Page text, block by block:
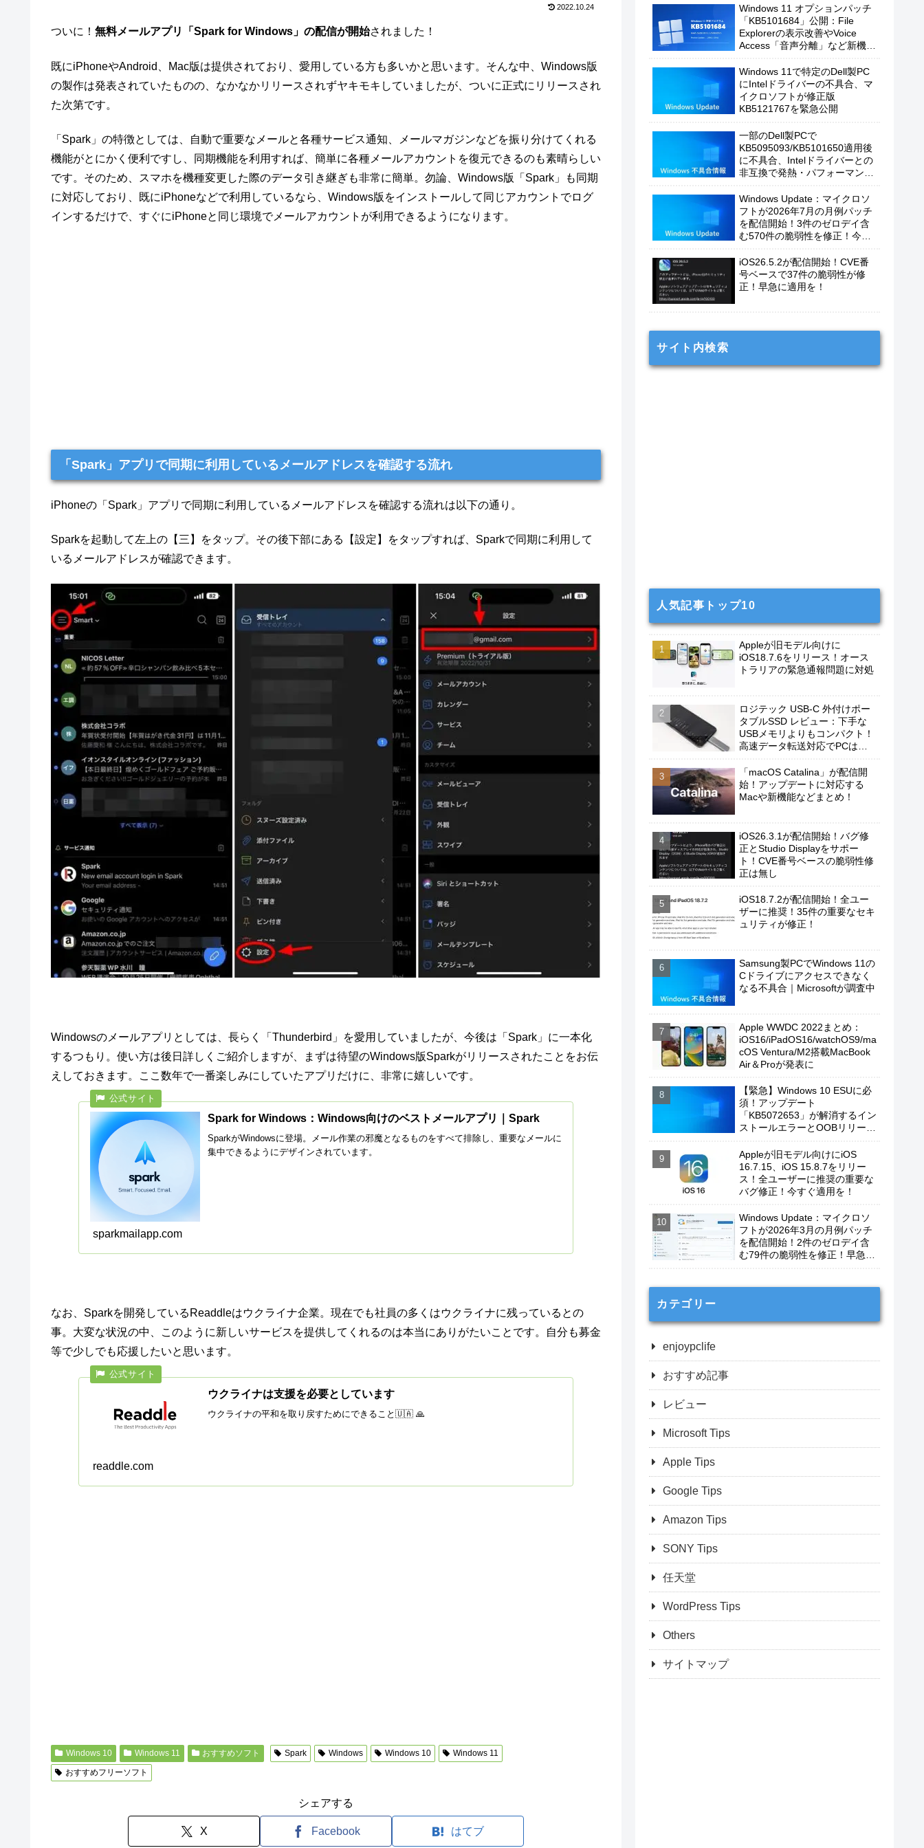
2022.10.24
ついに！ 無料メールアプリ「Spark for Windows」の配信が開始されました！
既にiPhoneやAndroid、Mac版は提供されており、愛用している方も多いかと思います。そんな中、Windows版
の製作は発表されていたものの、なかなかリリースされずヤキモキしていましたが、ついに正式にリリースされ
た次第です。
「Spark」の特徴としては、自動で重要なメールと各種サービス通知、メールマガジンなどを振り分けてくれる
機能がとにかく便利ですし、同期機能を利用すれば、簡単に各種メールアカウントを復元できるのも素晴らしい
です。そのため、スマホを機種変更した際のデータ引き継ぎも非常に簡単。勿論、Windows版「Spark」も同期
に対応しており、既にiPhoneなどで利用しているなら、Windows版をインストールして同じアカウントでログ
インするだけで、すぐにiPhoneと同じ環境でメールアカウントが利用できるようになります。
「Spark」アプリで同期に利用しているメールアドレスを確認する流れ
iPhoneの「Spark」アプリで同期に利用しているメールアドレスを確認する流れは以下の通り。
Sparkを起動して左上の【三】をタップ。その後下部にある【設定】をタップすれば、Sparkで同期に利用して
いるメールアドレスが確認できます。
Windowsのメールアプリとしては、長らく「Thunderbird」を愛用していましたが、今後は「Spark」に一本化
するつもり。使い方は後日詳しくご紹介しますが、まずは待望のWindows版Sparkがリリースされたことをお伝
えしておきます。ここ数年で一番楽しみにしていたアプリだけに、非常に嬉しいです。
Spark for Windows：Windows向けのベストメールアプリ｜Spark
SparkがWindowsに登場。メール作業の邪魔となるものをすべて排除し、重要なメールに
集中できるようにデザインされています。
sparkmailapp.com
なお、Sparkを開発しているReaddleはウクライナ企業。現在でも社員の多くはウクライナに残っているとの
事。大変な状況の中、このように新しいサービスを提供してくれるのは本当にありがたいことです。自分も募金
等で少しでも応援したいと思います。
ウクライナは支援を必要としています
ウクライナの平和を取り戻すためにできること🇺🇦 🙏
readdle.com
Windows 10 Windows 11 おすすめソフト Spark Windows Windows 10
Windows 11
おすすめフリーソフト
シェアする
X Facebook はてブ
Windows 11 オプションパッチ
「KB5101684」公開：File
Explorerの表示改善やVoice
Access「音声分離」など新機能
Windows 11で特定のDell製PC
にIntelドライバーの不具合、マ
イクロソフトが修正版
KB5121767を緊急公開
一部のDell製PCで
KB5095093/KB5101650適用後
に不具合、Intelドライバーとの
非互換で発熱・パフォーマンス
Windows Update：マイクロソ
フトが2026年7月の月例パッチ
を配信開始！3件のゼロデイ含
む570件の脆弱性を修正！今す
iOS26.5.2が配信開始！CVE番
号ベースで37件の脆弱性が修
正！早急に適用を！
サイト内検索
人気記事トップ10
Appleが旧モデル向けに
iOS18.7.6をリリース！オース
トラリアの緊急通報問題に対処
ロジテック USB-C 外付けポー
タブルSSD レビュー：下手な
USBメモリよりもコンパクト！
高速データ転送対応でPCは勿
もおすすめ！
「macOS Catalina」が配信開
始！アップデートに対応する
Macや新機能などまとめ！
iOS26.3.1が配信開始！バグ修
正とStudio Displayをサポー
ト！CVE番号ベースの脆弱性修
正は無し
iOS18.7.2が配信開始！全ユー
ザーに推奨！35件の重要なセキ
ュリティが修正！
Samsung製PCでWindows 11の
Cドライブにアクセスできなく
なる不具合｜Microsoftが調査中
Apple WWDC 2022まとめ：
iOS16/iPadOS16/watchOS9/ma
cOS Ventura/M2搭載MacBook
Air＆Proが発表に
【緊急】Windows 10 ESUに必
須！アップデート
「KB5072653」が解消するイン
ストールエラーとOOBリリース
Appleが旧モデル向けにiOS
16.7.15、iOS 15.8.7をリリー
ス！全ユーザーに推奨の重要な
バグ修正！今すぐ適用を！
Windows Update：マイクロソ
フトが2026年3月の月例パッチ
を配信開始！2件のゼロデイ含
む79件の脆弱性を修正！早急に
カテゴリー
enjoypclife
おすすめ記事
レビュー
Microsoft Tips
Apple Tips
Google Tips
Amazon Tips
SONY Tips
任天堂
WordPress Tips
Others
サイトマップ